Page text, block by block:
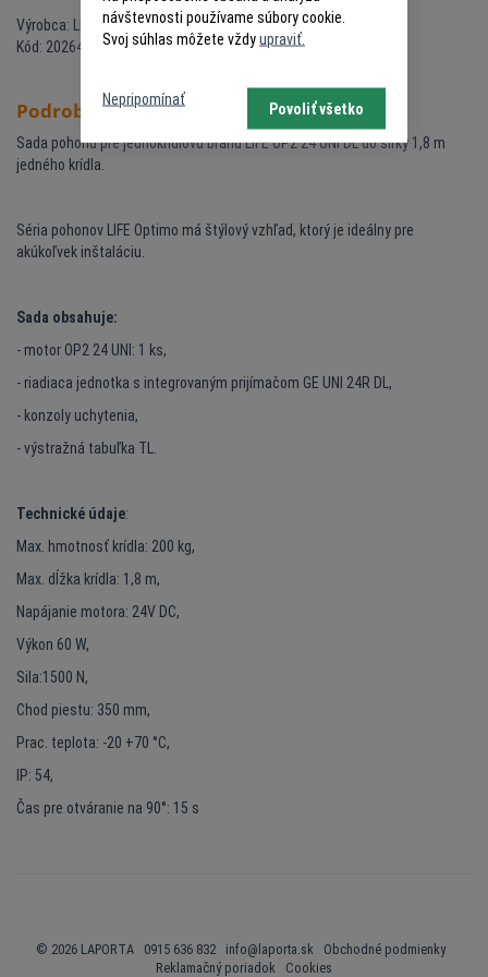
Výrobca: LIFE
Kód: 20264538
Podrobný popis
Sada pohonu pre jednokrídlovú bránu LIFE OP2 24 UNI DLdo šírky 1,8 m
jedného krídla.
Séria pohonov LIFE Optimo má štýlový vzhľad, ktorý je ideálny pre
akúkoľvek inštaláciu.
Sada obsahuje:
- motor OP2 24 UNI: 1 ks,
- riadiaca jednotka s integrovaným prijímačom GE UNI 24R DL,
- konzoly uchytenia,
- výstražná tabuľka TL.
Technické údaje:
Max. hmotnosť krídla: 200 kg,
Max. dĺžka krídla: 1,8 m,
Napájanie motora: 24V DC,
Výkon 60 W,
Sila:1500 N,
Chod piestu: 350 mm,
Prac. teplota: -20 +70 °C,
IP: 54,
Čas pre otváranie na 90°: 15 s
© 2026 LAPORTA 0915 636 832 info@laporta.sk
Obchodné podmienky
Reklamačný poriadok
Cookies
návštevnosti používame súbory cookie.
Svoj súhlas môžete vždyupraviť.
Nepripomínať
Povoliť všetko